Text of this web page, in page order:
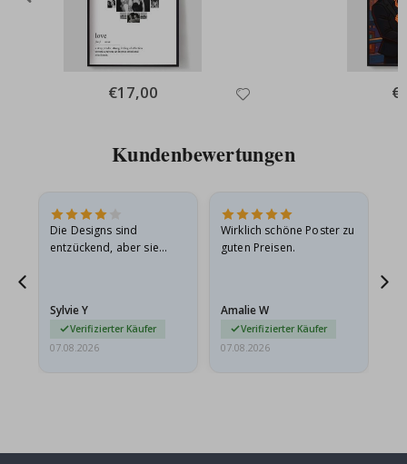
Special
Price
€17,00
Kundenbewertungen
Die Designs sind
entzückend, aber sie
sie…
Sylvie Y
Verifizierter Käufer
07.08.2026
Wirklich schöne Poster zu
guten Preisen.
Amalie W
Verifizierter Käufer
07.08.2026